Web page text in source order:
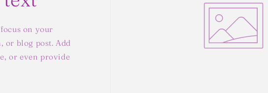
on your
or blog post. Add
or even provide